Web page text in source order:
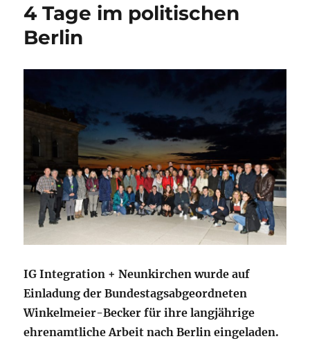
4 Tage im politischen
Berlin
IG Integration + Neunkirchen wurde auf
Einladung der Bundestagsabgeordneten
Winkelmeier-Becker für ihre langjährige
ehrenamtliche Arbeit nach Berlin eingeladen.